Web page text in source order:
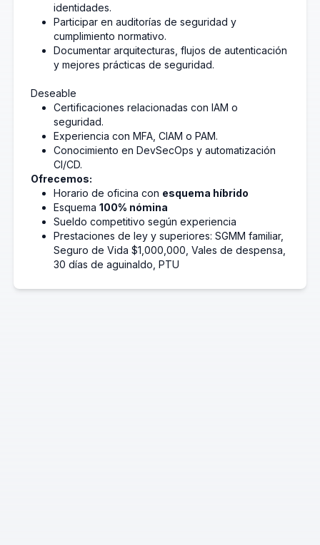
identidades.
Participar en auditorías de seguridad y
cumplimiento normativo.
Documentar arquitecturas, flujos de autenticación
y mejores prácticas de seguridad.
Deseable
Certificaciones relacionadas con IAM o
seguridad.
Experiencia con MFA, CIAM o PAM.
Conocimiento en DevSecOps y automatización
CI/CD.
Ofrecemos:
Horario de oficina con esquema híbrido
Esquema 100% nómina
Sueldo competitivo según experiencia
Prestaciones de ley y superiores: SGMM familiar,
Seguro de Vida $1,000,000, Vales de despensa,
30 días de aguinaldo, PTU